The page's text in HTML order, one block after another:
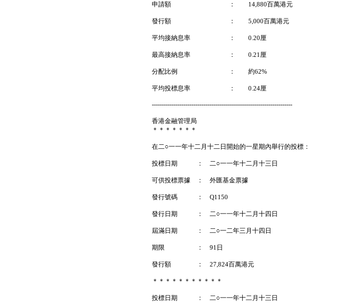
申請額 ： 14,880百萬港元
發行額 ： 5,000百萬港元
平均接納息率 ： 0.20厘
最高接納息率 ： 0.21厘
分配比例 ： 約62%
平均投標息率 ： 0.24厘
-----------------------------------------------------------------------
香港金融管理局
＊＊＊＊＊＊＊
在二○一一年十二月十二日開始的一星期內舉行的投標：
投標日期 ： 二○一一年十二月十三日
可供投標票據 ： 外匯基金票據
發行號碼 ： Q1150
發行日期 ： 二○一一年十二月十四日
屆滿日期 ： 二○一二年三月十四日
期限 ： 91日
發行額 ： 27,824百萬港元
＊＊＊＊＊＊＊＊＊＊＊
投標日期 ： 二○一一年十二月十三日